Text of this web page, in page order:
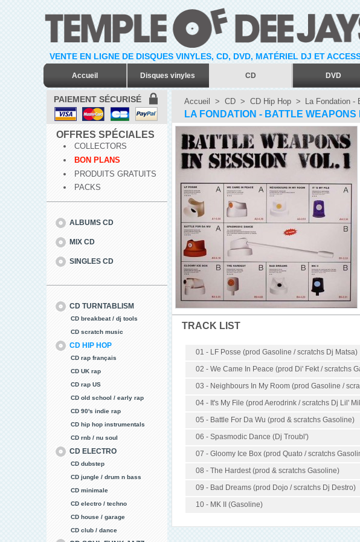
VENTE EN LIGNE DE DISQUES VINYLES, CD, DVD, MATÉRIEL DJ ET
Accueil Disques vinyles CD DVD
PAIEMENT SÉCURISÉ
OFFRES SPÉCIALES
COLLECTORS
BON PLANS
PRODUITS GRATUITS
PACKS
ALBUMS CD
MIX CD
SINGLES CD
CD TURNTABLISM
CD breakbeat / dj tools
CD scratch music
CD HIP HOP
CD rap français
CD UK rap
CD rap US
CD old school / early rap
CD 90's indie rap
CD hip hop instrumentals
CD rnb / nu soul
CD ELECTRO
CD dubstep
CD jungle / drum n bass
CD minimale
CD electro / techno
CD house / garage
CD club / dance
Accueil > CD > CD Hip Hop > La Fondation -
LA FONDATION - BATTLE WEAPONS
TRACK LIST
01 - LF Posse (prod Gasoline / scratchs Dj Matsa)
02 - We Came In Peace (prod Di' Fekt / scratchs
03 - Neighbours In My Room (prod Gasoline /
04 - It's My File (prod Aerodrink / scratchs Dj Lil'
05 - Battle For Da Wu (prod & scratchs Gasoline)
06 - Spasmodic Dance (Dj Troubl')
07 - Gloomy Ice Box (prod Quato / scratchs
08 - The Hardest (prod & scratchs Gasoline)
09 - Bad Dreams (prod Dojo / scratchs Dj Destro)
10 - MK II (Gasoline)